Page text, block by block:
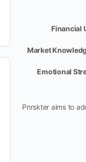
Financial
Market
Emotional
Pnrskter aims to